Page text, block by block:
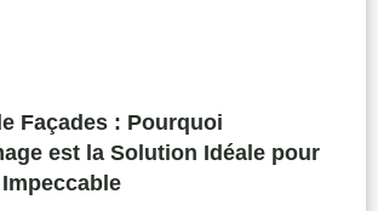
Façades : Pourquoi
est la Solution Idéale pour